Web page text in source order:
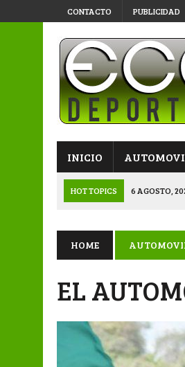
CONTACTO PUBLICIDAD
INICIO
HOT TOPICS 6 AGOSTO,
6 AGOSTO, 2026 |
7 AGOSTO, 2026 |
HOME
EL